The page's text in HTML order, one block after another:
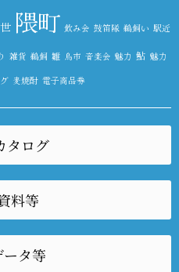
隈町 飲み会 鼓笛隊 鵜飼い 駅近
雑貨 鵜飼 雛 鳥市 音楽会 魅力 鮎 魅力
麦焼酎 電子商品券
タログ
料等
タ等